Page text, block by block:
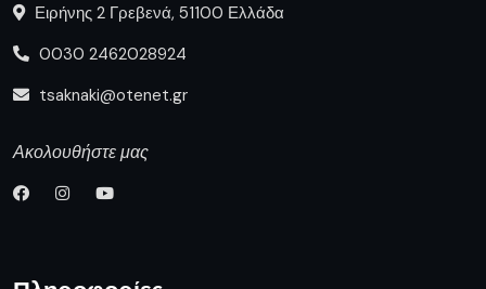
Ειρήνης 2 Γρεβενά, 51100 Ελλάδα
0030 2462028924
tsaknaki@otenet.gr
Ακολουθήστε μας